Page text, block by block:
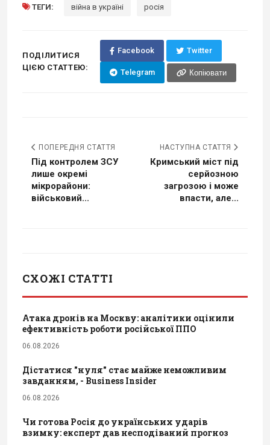
ТЕГИ: війна в україні росія
ПОДІЛИТИСЯ
ЦІЄЮ СТАТТЕЮ:
Facebook Twitter
Telegram Копіювати
ПОПЕРЕДНЯ СТАТТЯ
Під контролем ЗСУ
лише окремі
мікрорайони:
військовий...
НАСТУПНА СТАТТЯ
Кримський міст під
серйозною
загрозою і може
впасти, але...
СХОЖІ СТАТТІ
Атака дронів на Москву: аналітики оцінили
ефективність роботи російської ППО
06.08.2026
Дістатися "нуля" стає майже неможливим
завданням, - Business Insider
06.08.2026
Чи готова Росія до українських ударів
взимку: експерт дав несподіваний прогноз